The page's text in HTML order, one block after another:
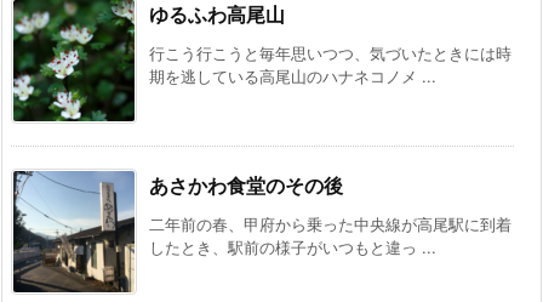
ゆるふわ高尾山
行こう行こうと毎年思いつつ、気づいたときには時
期を逃している高尾山のハナネコノメ ...
あさかわ食堂のその後
二年前の春、甲府から乗った中央線が高尾駅に到着
したとき、駅前の様子がいつもと違っ ...